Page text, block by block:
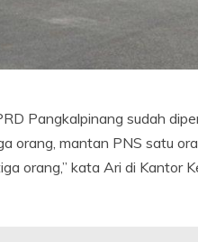
Pangkalpinang sudah
orang, mantan PNS satu
orang,” kata Ari di Kantor